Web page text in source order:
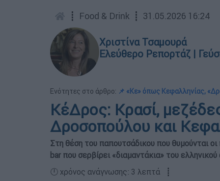
┋ Food & Drink ┋ 31.05.2026 16:24
Χριστίνα Τσαμουρά
Ελεύθερο Ρεπορτάζ |
Ενότητες στο άρθρο: 📌 «Κε» όπως Κεφαλληνίας,
ΚέΔρος: Κρασί,
Δροσοπούλου και
Στη θέση του παπουτσάδικου που θυμούνται
bar που σερβίρει «διαμαντάκια» του
🕛 χρόνος ανάγνωσης: 3 λεπτά ┋